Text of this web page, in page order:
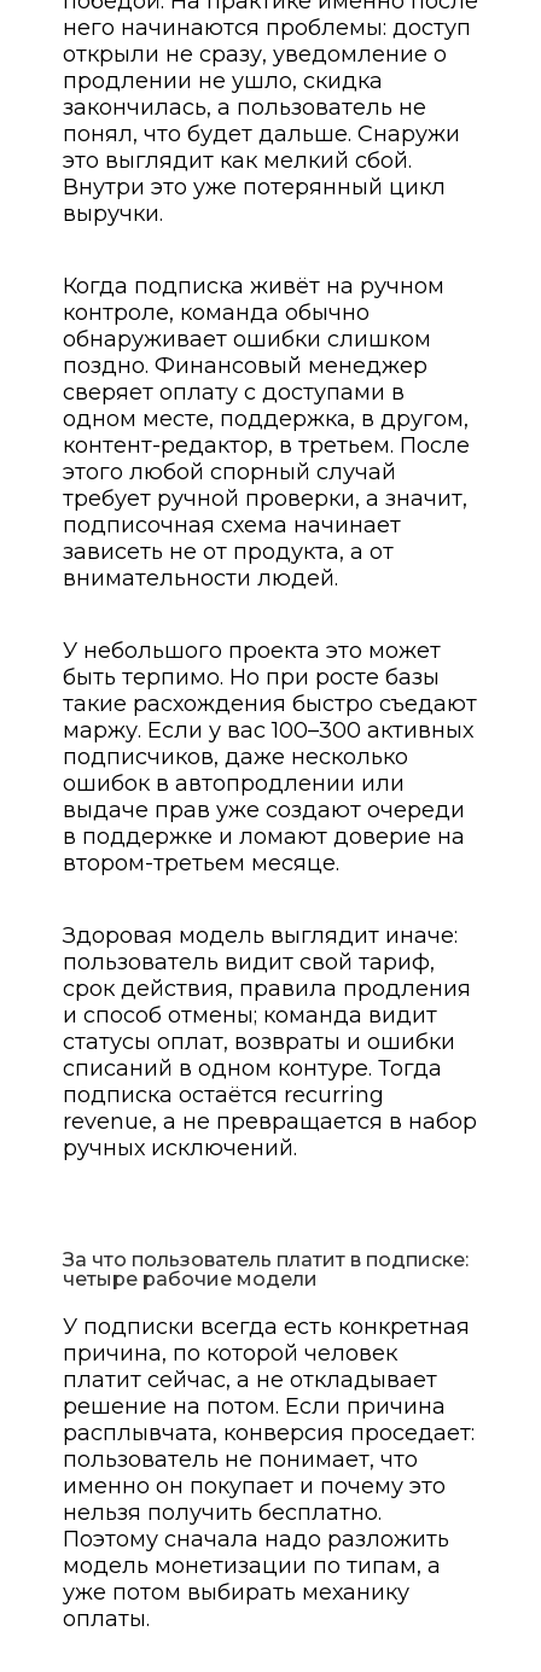
него начинаются проблемы: доступ
открыли не сразу, уведомление о
продлении не ушло, скидка
закончилась, а пользователь не
понял, что будет дальше. Снаружи
это выглядит как мелкий сбой.
Внутри это уже потерянный цикл
выручки.
Когда подписка живёт на ручном
контроле, команда обычно
обнаруживает ошибки слишком
поздно. Финансовый менеджер
сверяет оплату с доступами в
одном месте, поддержка, в другом,
контент-редактор, в третьем. После
этого любой спорный случай
требует ручной проверки, а значит,
подписочная схема начинает
зависеть не от продукта, а от
внимательности людей.
У небольшого проекта это может
быть терпимо. Но при росте базы
такие расхождения быстро съедают
маржу. Если у вас 100–300 активных
подписчиков, даже несколько
ошибок в автопродлении или
выдаче прав уже создают очереди
в поддержке и ломают доверие на
втором-третьем месяце.
Здоровая модель выглядит иначе:
пользователь видит свой тариф,
срок действия, правила продления
и способ отмены; команда видит
статусы оплат, возвраты и ошибки
списаний в одном контуре. Тогда
подписка остаётся recurring
revenue, а не превращается в набор
ручных исключений.
За что пользователь платит в подписке:
четыре рабочие модели
У подписки всегда есть конкретная
причина, по которой человек
платит сейчас, а не откладывает
решение на потом. Если причина
расплывчата, конверсия проседает:
пользователь не понимает, что
именно он покупает и почему это
нельзя получить бесплатно.
Поэтому сначала надо разложить
модель монетизации по типам, а
уже потом выбирать механику
оплаты.